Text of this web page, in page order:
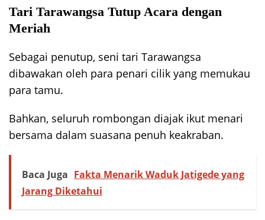
Tari Tarawangsa Tutup Acara dengan
Meriah
Sebagai penutup, seni tari Tarawangsa
dibawakan oleh para penari cilik yang memukau
para tamu.
Bahkan, seluruh rombongan diajak ikut menari
bersama dalam suasana penuh keakraban.
Baca Juga Fakta Menarik Waduk Jatigede yang
Jarang Diketahui